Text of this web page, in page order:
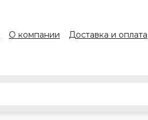
О компании Доставка и оплата